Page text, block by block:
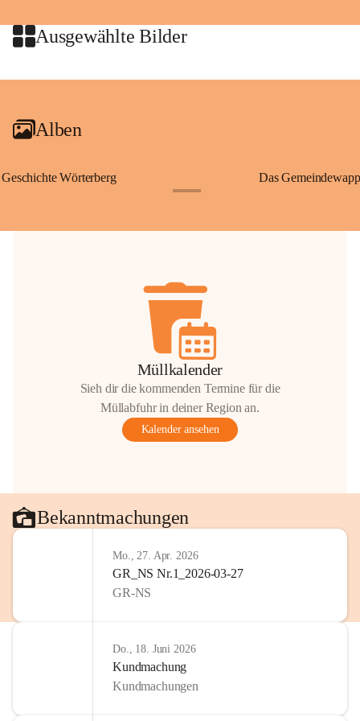
🔏 Zum Schutz unseres Gemeindearchivs danken wir allen Bürgerinnen
Erinnerungen, die dazu beitragen, die Geschichte unserer Heimat
Ausgewählte Bilder
+2
Alben
Geschichte Wörterberg Das
Müllkalender
Sieh dir die kommenden Termine für die
Müllabfuhr in deiner Region an.
Kalender ansehen
Bekanntmachungen
Mo., 27. Apr. 2026
GR_NS Nr.1_2026-03-27
GR-NS
Do., 18. Juni 2026
Kundmachung
Kundmachungen